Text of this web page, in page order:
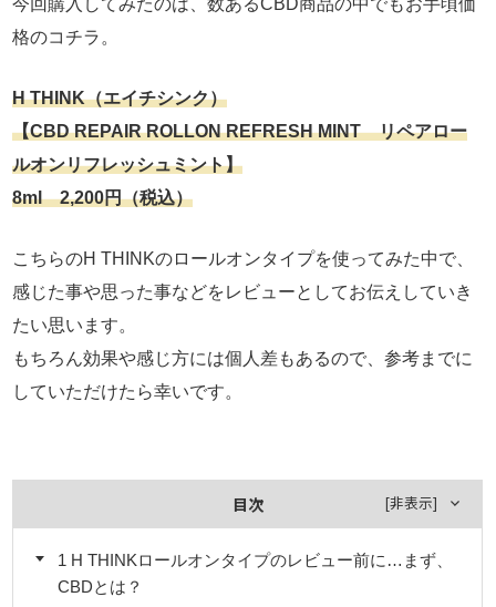
今回購入してみたのは、数あるCBD商品の中でもお手頃価
格のコチラ。
H THINK（エイチシンク）
【CBD REPAIR ROLLON REFRESH MINT リペアロー
ルオンリフレッシュミント】
8ml 2,200円（税込）
こちらのH THINKのロールオンタイプを使ってみた中で、
感じた事や思った事などをレビューとしてお伝えしていき
たい思います。
もちろん効果や感じ方には個人差もあるので、参考までに
していただけたら幸いです。
目次 [非表示]
1 H THINKロールオンタイプのレビュー前に…まず、
CBDとは？